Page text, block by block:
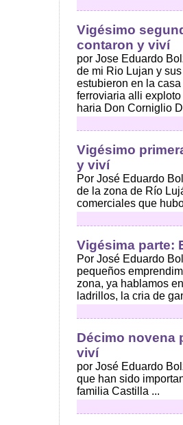
Vigésimo
contaron y viví
por Jose Eduardo
de mi Rio Lujan y
estubieron en la
ferroviaria alli
haria Don Corniglio
Vigésimo
y viví
Por José Eduardo
de la zona de Río
comerciales que
Vigésima parte:
Por José Eduardo
pequeños
zona, ya hablamos
ladrillos, la cria de
Décimo novena
viví
por José Eduardo
que han sido
familia Castilla ...